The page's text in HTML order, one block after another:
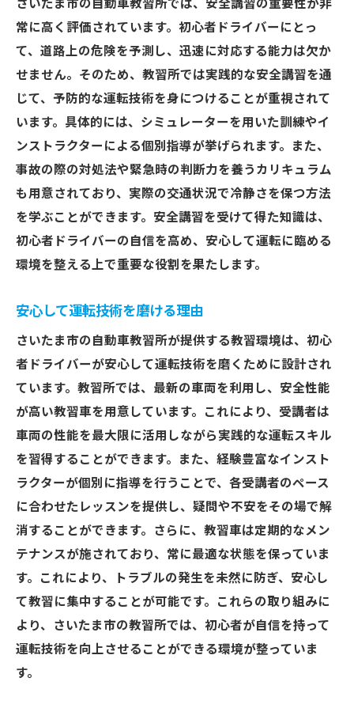
さいたま市の自動車教習所では、安全講習の重要性が非
常に高く評価されています。初心者ドライバーにとっ
て、道路上の危険を予測し、迅速に対応する能力は欠か
せません。そのため、教習所では実践的な安全講習を通
じて、予防的な運転技術を身につけることが重視されて
います。具体的には、シミュレーターを用いた訓練やイ
ンストラクターによる個別指導が挙げられます。また、
事故の際の対処法や緊急時の判断力を養うカリキュラム
も用意されており、実際の交通状況で冷静さを保つ方法
を学ぶことができます。安全講習を受けて得た知識は、
初心者ドライバーの自信を高め、安心して運転に臨める
環境を整える上で重要な役割を果たします。
安心して運転技術を磨ける理由
さいたま市の自動車教習所が提供する教習環境は、初心
者ドライバーが安心して運転技術を磨くために設計され
ています。教習所では、最新の車両を利用し、安全性能
が高い教習車を用意しています。これにより、受講者は
車両の性能を最大限に活用しながら実践的な運転スキル
を習得することができます。また、経験豊富なインスト
ラクターが個別に指導を行うことで、各受講者のペース
に合わせたレッスンを提供し、疑問や不安をその場で解
消することができます。さらに、教習車は定期的なメン
テナンスが施されており、常に最適な状態を保っていま
す。これにより、トラブルの発生を未然に防ぎ、安心し
て教習に集中することが可能です。これらの取り組みに
より、さいたま市の教習所では、初心者が自信を持って
運転技術を向上させることができる環境が整っていま
す。